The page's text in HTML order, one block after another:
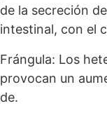
de la secreción
intestinal, con el
Frángula: Los
provocan un
de.